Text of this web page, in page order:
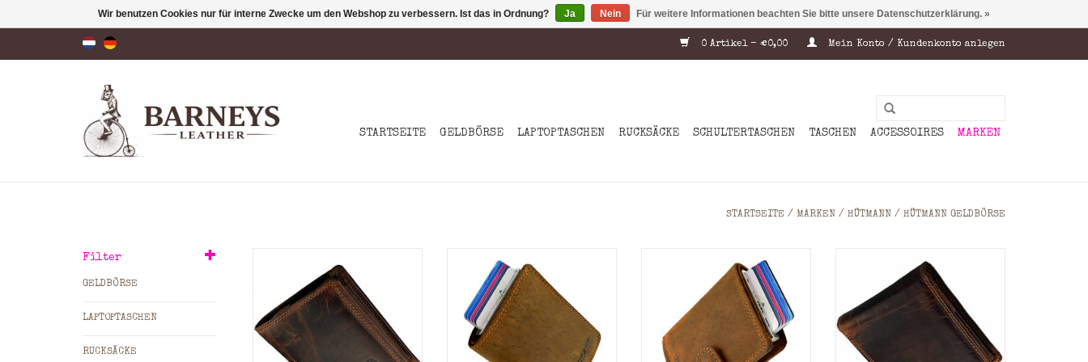
0 Artikel - €0,00 Mein Konto / Kundenkonto anlegen
STARTSEITE GELDBÖRSE LAPTOPTASCHEN RUCKSÄCKE SCHULTERTASCHEN TASCHEN ACCESSOIRES MARKEN
STARTSEITE / MARKEN / HÜTMANN / HÜTMANN GELDBÖRSE
Filter
GELDBÖRSE
LAPTOPTASCHEN
RUCKSÄCKE
Geldbörse gefertigt aus stark
geöltes full grain Rindleder
mit vielen
Kreditkartenfächern und ein
geräumiges Münzgeldfach
(Wiener Schachtel) ein
Kartenetui Geldbörse vereint
Sicherheit, Stil und
Funktionalität in einem
durchdachten Design.
Gefertigt aus hochwertigem
Rindsleder, einer robusten
pasjeshouder portemonnee
combineert veiligheid, stijl
en slimme opbergruimte in
een handzaam formaat. Gemaakt
van hoogwaardig rundleer,
een sterke leersoort die door
Geldbörse gefertigt aus stark
geöltes full grain Rindleder
mit vielen
Kreditkartenfächern und ein
geräumiges Münzgeldfach
(Wiener Schachtel) ein
Wir benutzen Cookies nur für interne Zwecke um den Webshop zu verbessern. Ist das in Ordnung? Ja Nein Für weitere Informationen beachten Sie bitte unsere Datenschutzerklärung. »